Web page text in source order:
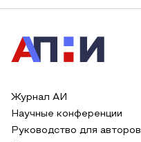
Журнал АИ
Научные конференции
Руководство для авторов